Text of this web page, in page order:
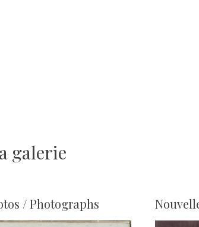
galerie
/ Photographs